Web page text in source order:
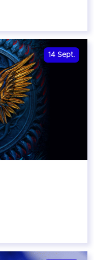
14 Sept.